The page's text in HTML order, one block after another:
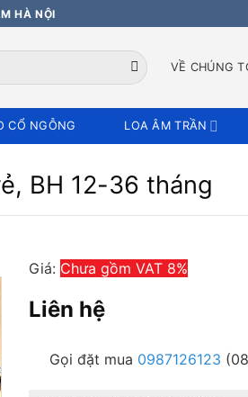
HÀ NỘI
VỀ CHÚNG
CỔ NGỖNG LOA ÂM TRẦN
BH 12-36 tháng
Giá: Chưa gồm VAT 8%
Liên hệ
Gọi đặt mua 0987126123